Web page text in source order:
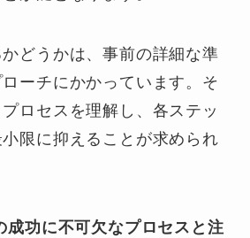
どうかは、事前の詳細な準
ーチにかかっています。そ
ロセスを理解し、各ステッ
限に抑えることが求められ
成功に不可欠なプロセスと注